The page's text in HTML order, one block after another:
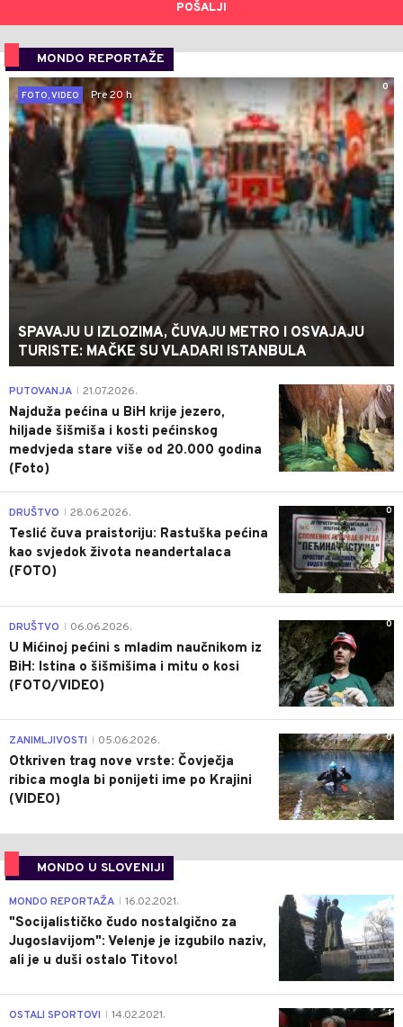
POŠALJI
MONDO REPORTAŽE
0
FOTO, VIDEO
Pre 20 h
SPAVAJU U IZLOZIMA, ČUVAJU METRO I OSVAJAJU
TURISTE: MAČKE SU VLADARI ISTANBULA
0
PUTOVANJA 21.07.2026.
Najduža pećina u BiH krije jezero,
hiljade šišmiša i kosti pećinskog
medvjeda stare više od 20.000 godina
(Foto)
0
DRUŠTVO 28.06.2026.
Teslić čuva praistoriju: Rastuška pećina
kao svjedok života neandertalaca
(FOTO)
0
DRUŠTVO 06.06.2026.
U Mićinoj pećini s mladim naučnikom iz
BiH: Istina o šišmišima i mitu o kosi
(FOTO/VIDEO)
0
ZANIMLJIVOSTI 05.06.2026.
Otkriven trag nove vrste: Čovječja
ribica mogla bi ponijeti ime po Krajini
(VIDEO)
MONDO U SLOVENIJI
4
MONDO REPORTAŽA 16.02.2021.
"Socijalističko čudo nostalgično za
Jugoslavijom": Velenje je izgubilo naziv,
ali je u duši ostalo Titovo!
1
OSTALI SPORTOVI 14.02.2021.